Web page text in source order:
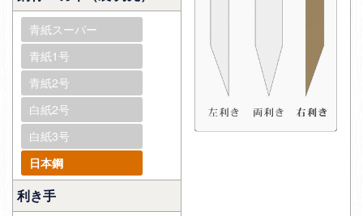
青紙スーパー
青紙1号
青紙2号
白紙2号
白紙3号
日本鋼
利き手